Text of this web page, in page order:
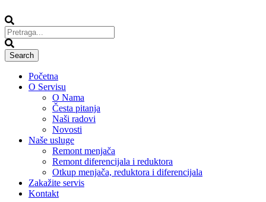
Početna
O Servisu
O Nama
Česta pitanja
Naši radovi
Novosti
Naše usluge
Remont menjača
Remont diferencijala i reduktora
Otkup menjača, reduktora i diferencijala
Zakažite servis
Kontakt